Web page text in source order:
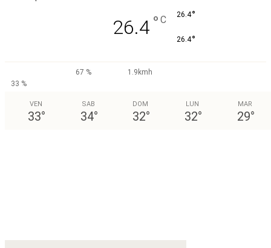
26.4 ° C 26.4°
26.4°
67 %
1.9kmh
33 %
VEN
33°
SAB
34°
DOM
32°
LUN
32°
MAR
29°